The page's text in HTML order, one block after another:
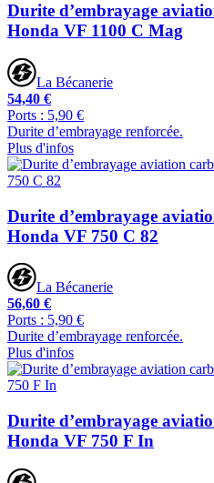
Durite d’embrayage
Honda VF 1100 C Mag
La Bécanerie
54,40 €
Ports : 5,90 €
Durite d’embrayage renforcée.
Plus d'infos
Durite d’embrayage
Honda VF 750 C 82
La Bécanerie
56,60 €
Ports : 5,90 €
Durite d’embrayage renforcée.
Plus d'infos
Durite d’embrayage
Honda VF 750 F In